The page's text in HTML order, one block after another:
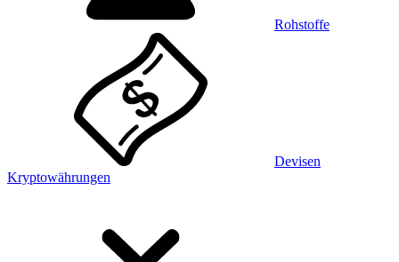
Rohstoffe
Devisen
Kryptowährungen